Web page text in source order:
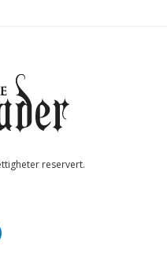
reservert.